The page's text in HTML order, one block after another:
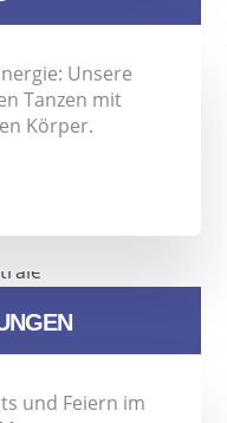
Unsere
Tanzen mit
Körper.
und Feiern im